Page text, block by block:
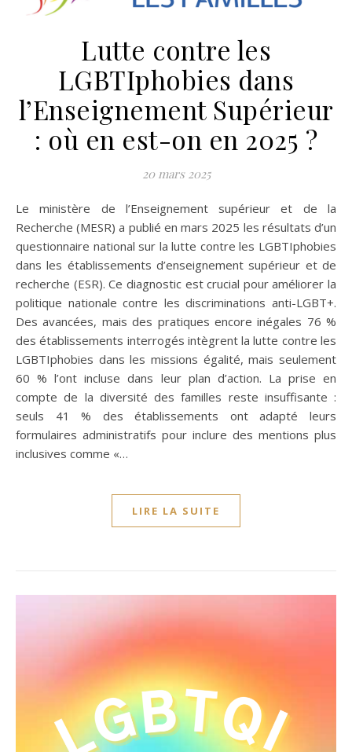
Lutte contre les
LGBTIphobies dans
l’Enseignement Supérieur
: où en est-on en 2025 ?
20 mars 2025
Le ministère de l’Enseignement supérieur et de la
Recherche (MESR) a publié en mars 2025 les résultats d’un
questionnaire national sur la lutte contre les LGBTIphobies
dans les établissements d’enseignement supérieur et de
recherche (ESR). Ce diagnostic est crucial pour améliorer la
politique nationale contre les discriminations anti-LGBT+.
Des avancées, mais des pratiques encore inégales 76 %
des établissements interrogés intègrent la lutte contre les
LGBTIphobies dans les missions égalité, mais seulement
60 % l’ont incluse dans leur plan d’action. La prise en
compte de la diversité des familles reste insuffisante :
seuls 41 % des établissements ont adapté leurs
formulaires administratifs pour inclure des mentions plus
inclusives comme «…
LIRE LA SUITE